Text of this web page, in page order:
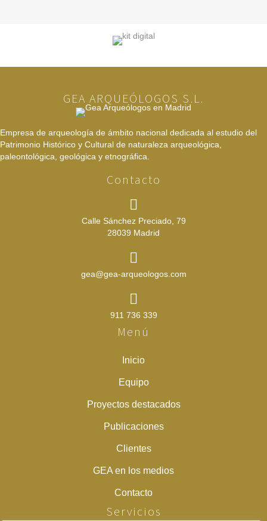
GEA ARQUEÓLOGOS S.L.
Empresa de arqueología de ámbito nacional dedicada al estudio del
Patrimonio Histórico y Cultural de naturaleza arqueológica,
paleontológica, geológica y etnográfica.
Contacto
Calle Sánchez Preciado, 79
28039 Madrid
gea@gea-arqueologos.com
911 736 339
Menú
Inicio
Equipo
Proyectos destacados
Publicaciones
Clientes
GEA en los medios
Contacto
Servicios